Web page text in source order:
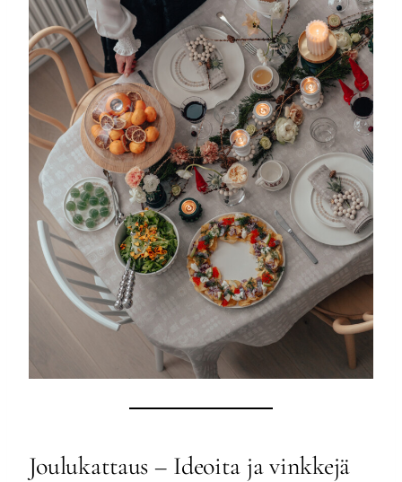
Joulukattaus – Ideoita ja vinkkejä